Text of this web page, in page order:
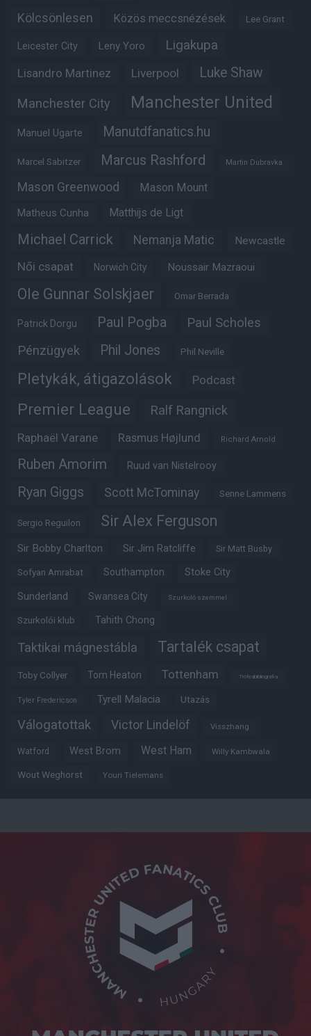
Kölcsönlesen Közös meccsnézések Lee Grant
Leicester City Leny Yoro Ligakupa
Lisandro Martinez Liverpool Luke Shaw
Manchester City Manchester United
Manuel Ugarte Manutdfanatics.hu
Marcel Sabitzer Marcus Rashford Martin Dubravka
Mason Greenwood Mason Mount
Matheus Cunha Matthijs de Ligt
Michael Carrick Nemanja Matic Newcastle
Női csapat Norwich City Noussair Mazraoui
Ole Gunnar Solskjaer Omar Berrada
Patrick Dorgu Paul Pogba Paul Scholes
Pénzügyek Phil Jones Phil Neville
Pletykák, átigazolások Podcast
Premier League Ralf Rangnick
Raphaël Varane Rasmus Højlund Richard Arnold
Ruben Amorim Ruud van Nistelrooy
Ryan Giggs Scott McTominay Senne Lammens
Sergio Reguilon Sir Alex Ferguson
Sir Bobby Charlton Sir Jim Ratcliffe Sir Matt Busby
Sofyan Amrabat Southampton Stoke City
Sunderland Swansea City Szurkoló szemmel
Szurkolói klub Tahith Chong
Taktikai mágnestábla Tartalék csapat
Toby Collyer Tom Heaton Tottenham Trófeabibliográfia
Tyler Fredericson Tyrell Malacia Utazás
Válogatottak Victor Lindelöf Visszhang
Watford West Brom West Ham Willy Kambwala
Wout Weghorst Youri Tielemans